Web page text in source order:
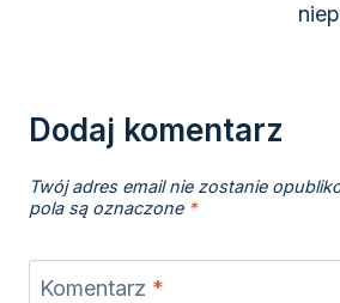
Dodaj komentarz
Twój adres email nie zostanie
pola są oznaczone *
Komentarz *